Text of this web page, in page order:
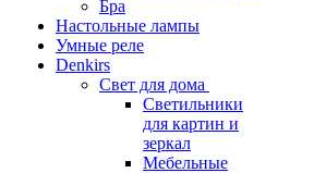
Бра
Настольные лампы
Умные реле
Denkirs
Свет для дома
Светильники
для картин и
зеркал
Мебельные